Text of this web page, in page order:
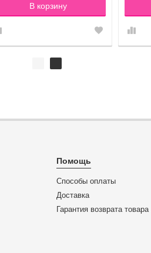
В корзину
Помощь
Способы оплаты
Доставка
Гарантия возврата товара